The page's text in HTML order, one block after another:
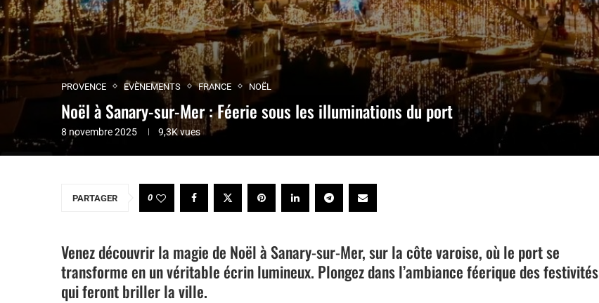
PROVENCE EVÈNEMENTS FRANCE NOËL
Noël à Sanary-sur-Mer : Féerie sous les illuminations du port
8 novembre 2025 9,3Kvues
PARTAGER 0
Venez découvrir la magie de Noël à Sanary-sur-Mer, sur la côte varoise, où le port se
transforme en un véritable écrin lumineux. Plongez dans l’ambiance féerique des festivités
qui feront briller la ville.